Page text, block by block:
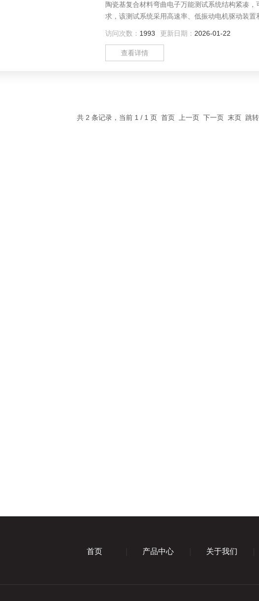
陶瓷基复合材料弯曲电子万能测试系统结构紧凑
求，该测试系统采用高速率、低振动电机驱动装
访问次数： 1993 更新日期： 2026-01-22
查看详情
共 2 条记录，当前 1 / 1 页 首页 上一页 下一页 末页 跳
首页 产品中心 关于我们